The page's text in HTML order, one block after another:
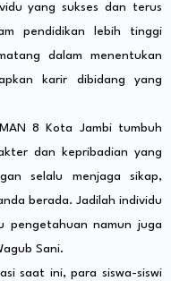
yang sukses dan terus
pendidikan lebih tinggi
dalam menentukan
karir dibidang yang
8 Kota Jambi tumbuh
dan kepribadian yang
selalu menjaga sikap,
berada. Jadilah individu
pengetahuan namun juga
Sani.
saat ini, para siswa-siswi